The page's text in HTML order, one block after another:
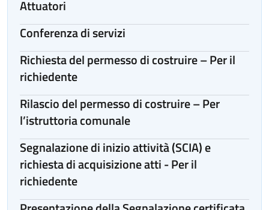
Attuatori
Conferenza di servizi
Richiesta del permesso di costruire – Per il
richiedente
Rilascio del permesso di costruire – Per
l’istruttoria comunale
Segnalazione di inizio attività (SCIA) e
richiesta di acquisizione atti - Per il
richiedente